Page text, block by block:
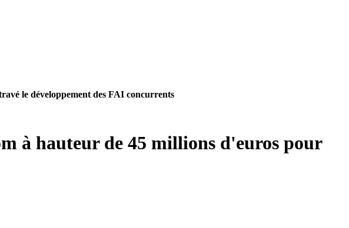
le développement des FAI concurrents
à hauteur de 45 millions d'euros pour